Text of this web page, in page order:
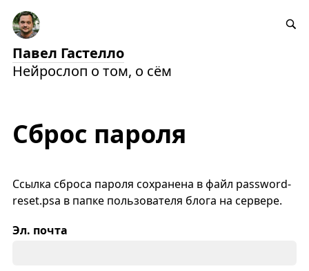
Павел Гастелло
Нейрослоп о том, о сём
Сброс пароля
Ссылка сброса пароля сохранена в файл password-
reset.psa в папке пользователя блога на сервере.
Эл. почта